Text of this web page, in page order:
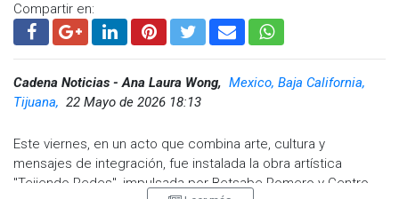
Compartir en:
Cadena Noticias - Ana Laura Wong, Mexico, Baja California,
Tijuana, 22 Mayo de 2026 18:13
Este viernes, en un acto que combina arte, cultura y
mensajes de integración, fue instalada la obra artística
"Tejiendo Redes", impulsada por Betsabe Romero y Centro